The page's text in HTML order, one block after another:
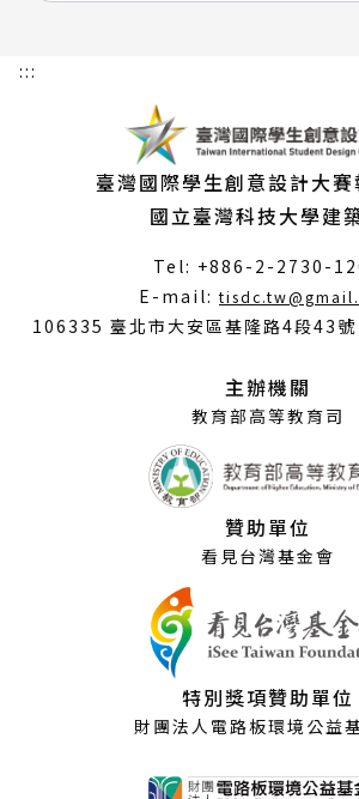
:::
臺灣國際學生創意設計大賽
國立臺灣科技大學建
Tel: +886-2-2730-
E-mail:
106335 臺北市大安區基隆路4段43
主辦機關
教育部高等教育司
贊助單位
看見台灣基金會
特別獎項贊助單位
財團法人電路板環境公益